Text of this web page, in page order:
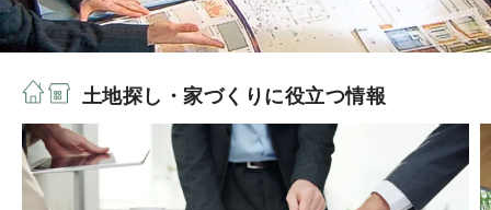
土地探し・家づくりに役立つ情報